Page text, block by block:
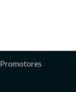
Promotores